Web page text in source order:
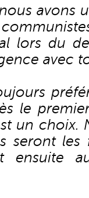
avons
lors du
avec
le
un choix.
seront les
ensuite